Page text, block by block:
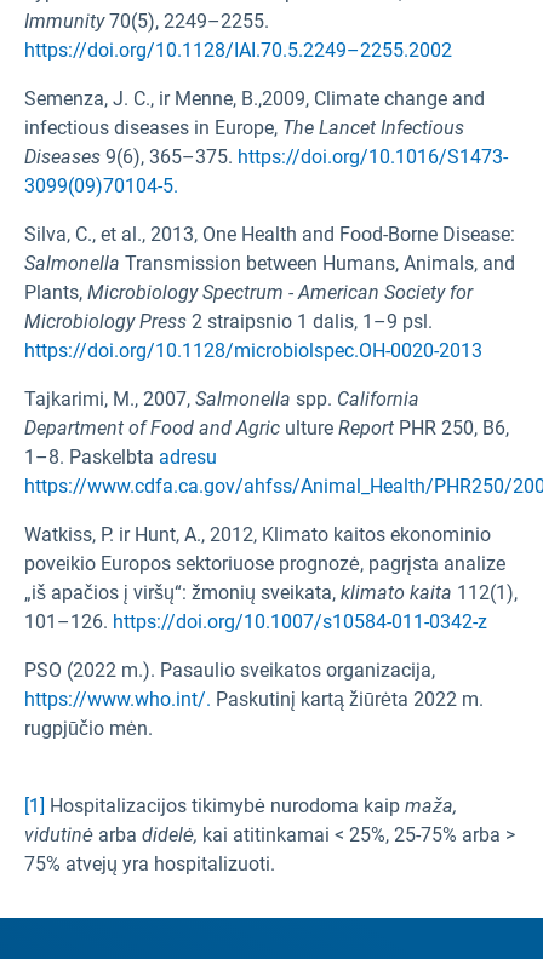
Immunity70(5), 2249–2255.
https://doi.org/10.1128/IAI.70.5.2249–2255.2002
Semenza, J. C., ir Menne, B.,2009, Climate change and
infectious diseases in Europe, The Lancet Infectious
Diseases 9(6), 365–375. https://doi.org/10.1016/S1473-
3099(09)70104-5.
Silva, C., et al., 2013, One Health and Food-Borne Disease:
Salmonella Transmission between Humans, Animals, and
Plants, Microbiology Spectrum - American Society for
Microbiology Press 2 straipsnio 1 dalis, 1–9 psl.
https://doi.org/10.1128/microbiolspec.OH-0020-2013
Tajkarimi, M., 2007, Salmonella spp. California
Department of Food and Agric ulture Report PHR 250, B6,
1–8. Paskelbta adresu
https://www.cdfa.ca.gov/ahfss/Animal_Health/PHR250/
Watkiss, P. ir Hunt, A., 2012, Klimato kaitos ekonominio
poveikio Europos sektoriuose prognozė, pagrįsta analize
„iš apačios į viršų“: žmonių sveikata, klimato kaita 112(1),
101–126. https://doi.org/10.1007/s10584-011-0342-z
PSO (2022 m.). Pasaulio sveikatos organizacija,
https://www.who.int/. Paskutinį kartą žiūrėta 2022 m.
rugpjūčio mėn.
[1] Hospitalizacijos tikimybė nurodoma kaip maža,
vidutinė arba didelė, kai atitinkamai < 25%, 25-75% arba >
75% atvejų yra hospitalizuoti.